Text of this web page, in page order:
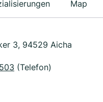
Map
3, 94529 Aicha
(Telefon)